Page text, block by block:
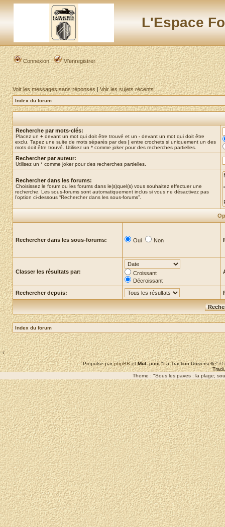
L'Espace
Connexion M’enregistrer
Voir les messages sans réponses|Voir les sujets récents
Index du forum
Recherche par mots-clés:
Placez un + devant un mot qui doit être trouvé et un - devant un mot qui doit être
exclu. Tapez une suite de mots séparés par des | entre crochets si uniquement un des
mots doit être trouvé. Utilisez un * comme joker pour des recherches partielles.
Rechercher par auteur:
Utilisez un * comme joker pour des recherches partielles.
Rechercher dans les forums:
Choisissez le forum ou les forums dans le(s)quel(s) vous souhaitez effectuer une
recherche. Les sous-forums sont automatiquement inclus si vous ne désactivez pas
l’option ci-dessous “Rechercher dans les sous-forums”.
Rechercher dans les sous-forums: Oui Non
Classer les résultats par:
Croissant
Décroissant
Rechercher depuis:
Index du forum
--/
Propulse parphpBBetMuLpour "La Traction Universelle"
Theme : "Sous les paves : la plage;